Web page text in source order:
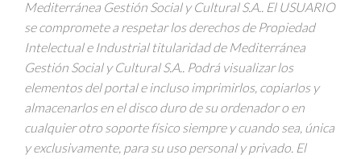
Mediterránea Gestión Social y Cultural S.A.. El USUARIO
se compromete a respetar los derechos de Propiedad
Intelectual e Industrial titularidad de Mediterránea
Gestión Social y Cultural S.A.. Podrá visualizar los
elementos del portal e incluso imprimirlos, copiarlos y
almacenarlos en el disco duro de su ordenador o en
cualquier otro soporte físico siempre y cuando sea, única
y exclusivamente, para su uso personal y privado. El